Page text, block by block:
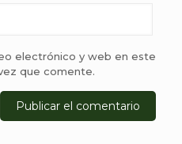
electrónico y web en este
que comente.